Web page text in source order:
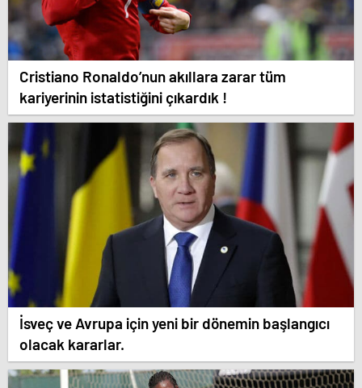
Cristiano Ronaldo’nun akıllara zarar tüm
kariyerinin istatistiğini çıkardık !
İsveç ve Avrupa için yeni bir dönemin başlangıcı
olacak kararlar.